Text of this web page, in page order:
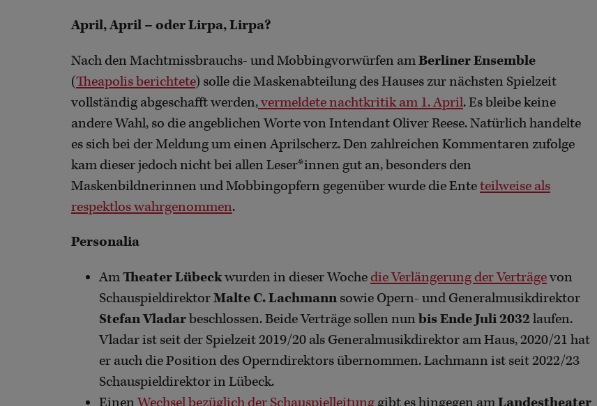
April, April – oder Lirpa, Lirpa?
Nach den Machtmissbrauchs- und Mobbingvorwürfen amBerliner Ensemble
(Theapolis berichtete) solle die Maskenabteilung des Hauses zur nächsten Spielzeit
vollständig abgeschafft werden,vermeldete nachtkritik am 1. April. Es bleibe keine
andere Wahl, so die angeblichen Worte von Intendant Oliver Reese. Natürlich handelte
es sich bei der Meldung um einen Aprilscherz. Den zahlreichen Kommentaren zufolge
kam dieser jedoch nicht bei allen Leser*innen gut an, besonders den
Maskenbildnerinnen und Mobbingopfern gegenüber wurde die Enteteilweise als
respektlos wahrgenommen.
Personalia
AmTheater Lübeckwurden in dieser Woche die Verlängerung der Verträgevon
SchauspieldirektorMalte C. Lachmann sowie Opern- und Generalmusikdirektor
Stefan Vladarbeschlossen. Beide Verträge sollen nun bis Ende Juli 2032laufen.
Vladar ist seit der Spielzeit 2019/20 als Generalmusikdirektor am Haus, 2020/21 hat
er auch die Position des Operndirektors übernommen. Lachmann ist seit 2022/23
Schauspieldirektor in Lübeck.